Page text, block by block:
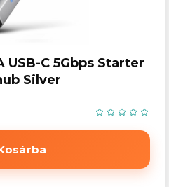
USB-C 5Gbps Starter
Silver